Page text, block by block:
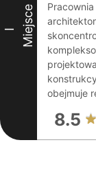
I Miejsce
obejmuje
8.5